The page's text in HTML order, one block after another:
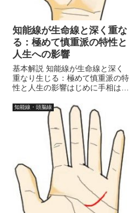
知能線が生命線と深く重な
る：極めて慎重派の特性と
人生への影響
基本解説 知能線が生命線と深く
重なり生じる：極めて慎重派の特
性と人生の影響はじめに手相は、
めの貴重な手段です。その中で
も、知能線と生命線は特に重要な
意味を持つ線です。知能線は思考
や知性を、生命線は生命力や健康
知能線・頭脳線